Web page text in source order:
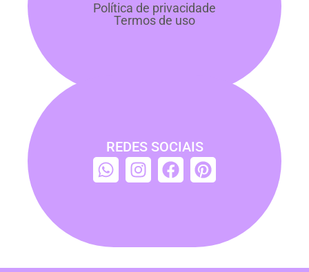
Política de privacidade
Termos de uso
REDES SOCIAIS